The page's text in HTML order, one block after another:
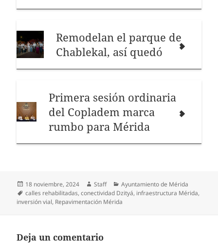
Remodelan el parque de
Chablekal, así quedó
Primera sesión ordinaria
del Copladem marca
rumbo para Mérida
Publicado
el
18 noviembre, 2024 Autor
Staff Categorías
Ayuntamiento de Mérida
Etiquetas
calles rehabilitadas,conectividad Dzityá, infraestructura Mérida,
inversión vial, Repavimentación Mérida
Deja un comentario